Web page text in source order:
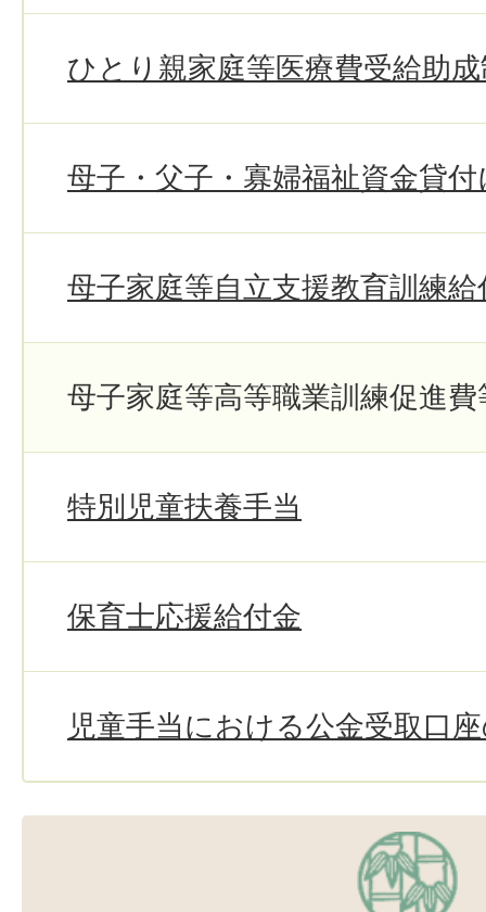
ひとり親家庭等医療費受給助
母子・父子・寡婦福祉資金貸
母子家庭等自立支援教育訓練
母子家庭等高等職業訓練促進費
特別児童扶養手当
保育士応援給付金
児童手当における公金受取口